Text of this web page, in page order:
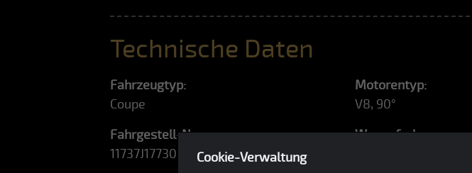
Technische Daten
Fahrzeugtyp:
Coupe
Motorentyp:
V8, 90°
Fahrgestell-Nr.:
11737J177303
Wagenfarbe:
Cookie-Verwaltung